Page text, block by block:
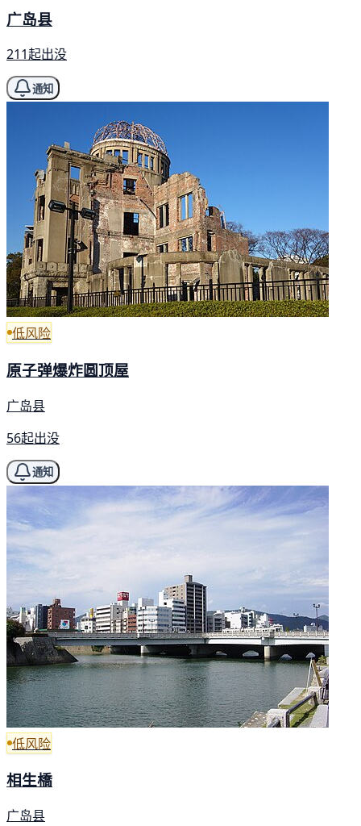
广岛县
211起出没
通知
低风险
原子弹爆炸圆顶屋
广岛县
56起出没
通知
低风险
相生橋
广岛县